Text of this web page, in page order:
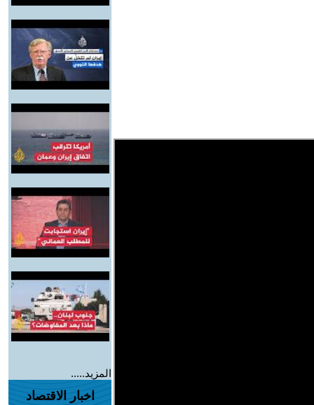
المزيد.....
اخبار الاقتصاد